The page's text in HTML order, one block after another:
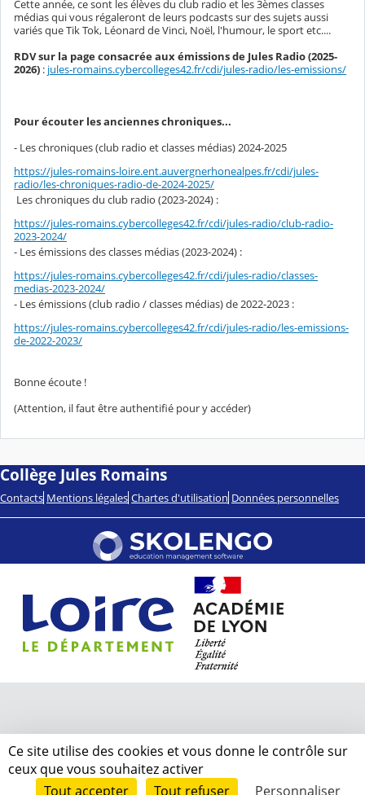
Cette année, ce sont les élèves du club radio et les 3èmes classes
médias qui vous régaleront de leurs podcasts sur des sujets aussi
variés que Tik Tok, Léonard de Vinci, Noël, l'humour, le sport etc....
RDV sur la page consacrée aux émissions de Jules Radio (2025-
2026) : jules-romains.cybercolleges42.fr/cdi/jules-radio/les-emissions/
Pour écouter les anciennes chroniques...
- Les chroniques (club radio et classes médias) 2024-2025
https://jules-romains-loire.ent.auvergnerhonealpes.fr/cdi/jules-
radio/les-chroniques-radio-de-2024-2025/
Les chroniques du club radio (2023-2024) :
https://jules-romains.cybercolleges42.fr/cdi/jules-radio/club-radio-
2023-2024/
- Les émissions des classes médias (2023-2024) :
https://jules-romains.cybercolleges42.fr/cdi/jules-radio/classes-
medias-2023-2024/
- Les émissions (club radio / classes médias) de 2022-2023 :
https://jules-romains.cybercolleges42.fr/cdi/jules-radio/les-emissions-
de-2022-2023/
Bonne écoute !
(Attention, il faut être authentifié pour y accéder)
Collège Jules Romains
Contacts Mentions légales Chartes d'utilisation Données personnelles
Ce site utilise des cookies et vous donne le contrôle sur
ceux que vous souhaitez activer
Tout accepter
Tout refuser Personnaliser